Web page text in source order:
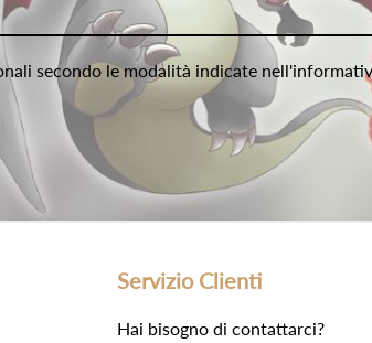
secondo le modalità indicate
Servizio Clienti
Hai bisogno di contattarci?